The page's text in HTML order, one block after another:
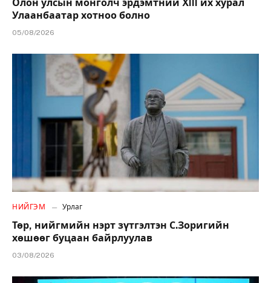
Олон улсын монголч эрдэмтний XIII их хурал
Улаанбаатар хотноо болно
05/08/2026
НИЙГЭМ Урлаг
Төр, нийгмийн нэрт зүтгэлтэн С.Зоригийн
хөшөөг буцаан байрлуулав
03/08/2026